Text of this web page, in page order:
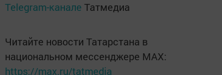
Telegram-канале Татмедиа
Читайте новости Татарстана в
национальном мессенджере MАХ:
https://max.ru/tatmedia